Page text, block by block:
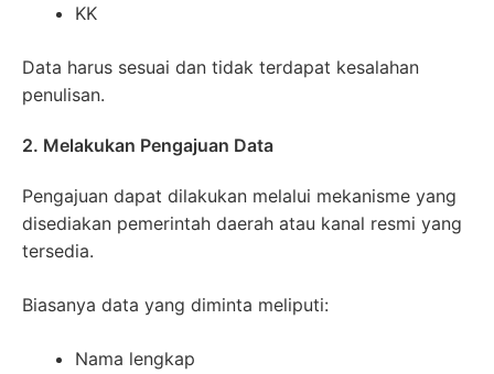
KK
Data harus sesuai dan tidak terdapat kesalahan
penulisan.
2. Melakukan Pengajuan Data
Pengajuan dapat dilakukan melalui mekanisme yang
disediakan pemerintah daerah atau kanal resmi yang
tersedia.
Biasanya data yang diminta meliputi:
Nama lengkap